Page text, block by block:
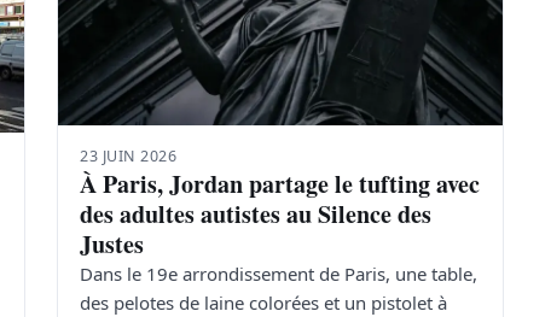
23 JUIN 2026
À Paris, Jordan partage le tufting avec
des adultes autistes au Silence des
Justes
Dans le 19e arrondissement de Paris, une table,
des pelotes de laine colorées et un pistolet à